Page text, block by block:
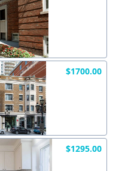
$1700.00
$1295.00